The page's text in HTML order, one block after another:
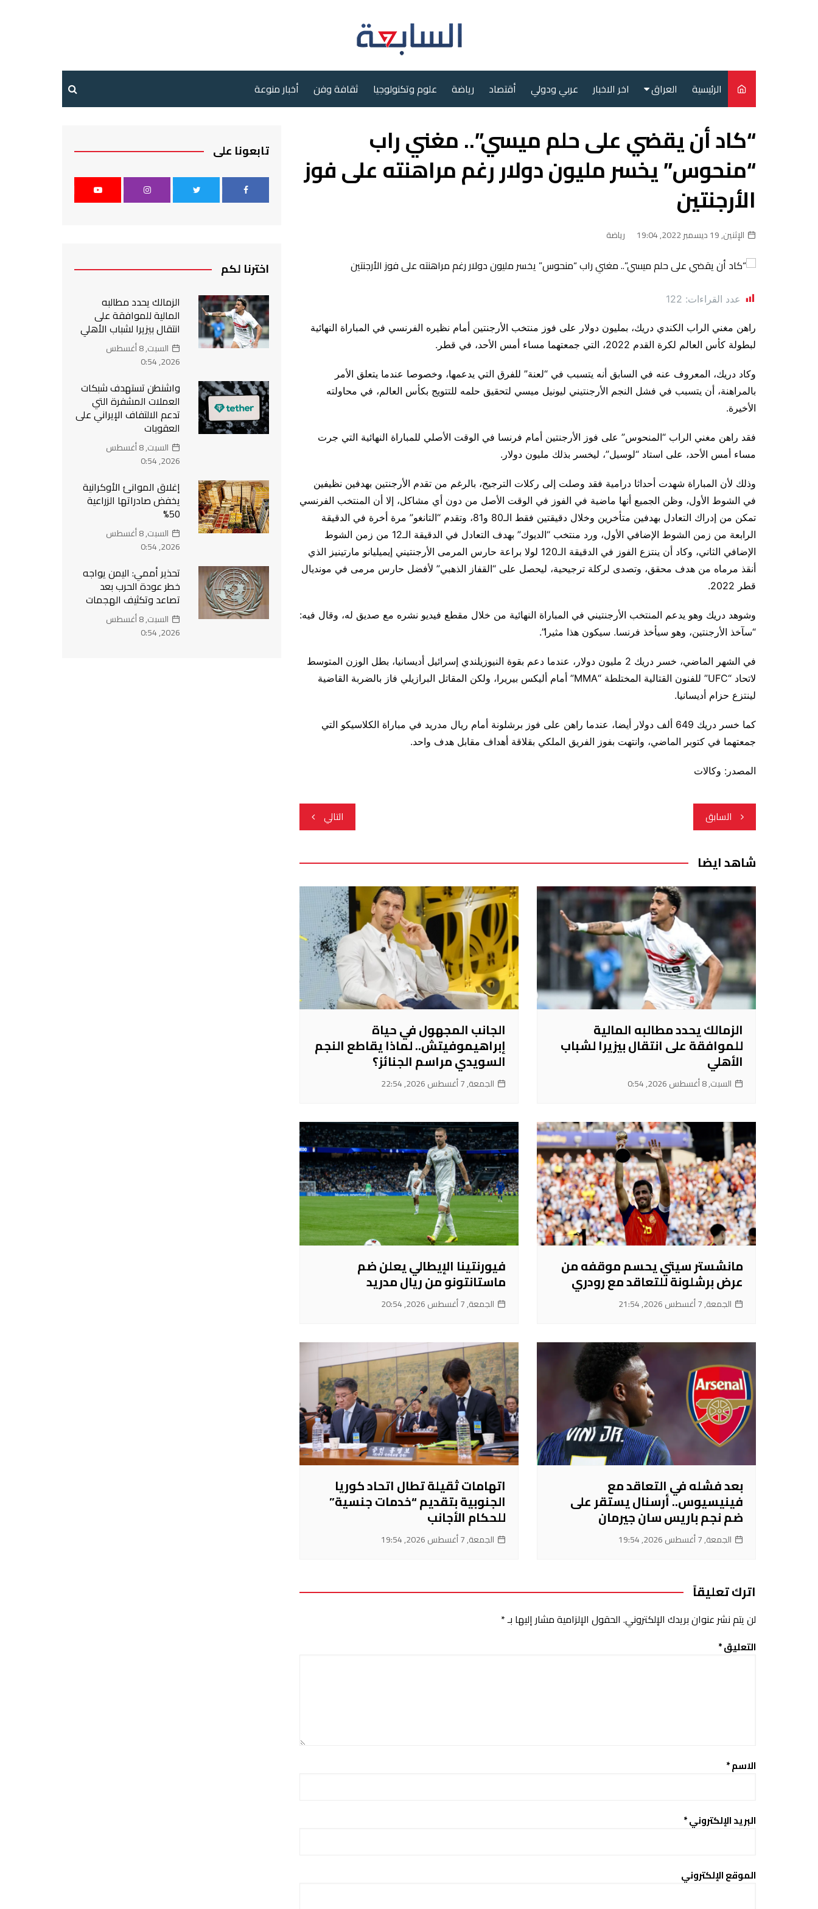
الرئيسية العراق
سياسة
محليات
اخر الاخبار عربي ودولي أقتصاد رياضة علوم وتكنولوجيا ثقافة وفن أخبار منوعة
“كاد أن يقضي على حلم ميسي”.. مغني راب
“منحوس” يخسر مليون دولار رغم مراهنته على فوز
الأرجنتين
الإثنين, 19 ديسمبر 2022, 19:04 رياضة
عدد القراءات: 122
راهن مغني الراب الكندي دريك، بمليون دولار على فوز منتخب الأرجنتين أمام نظيره الفرنسي في المباراة النهائية
لبطولة كأس العالم لكرة القدم 2022، التي جمعتهما مساء أمس الأحد، في قطر.
وكاد دريك، المعروف عنه في السابق أنه يتسبب في “لعنة” للفرق التي يدعمها، وخصوصا عندما يتعلق الأمر
بالمراهنة، أن يتسبب في فشل النجم الأرجنتيني ليونيل ميسي لتحقيق حلمه للتتويج بكأس العالم، في محاولته
الأخيرة.
فقد راهن مغني الراب “المنحوس” على فوز الأرجنتين أمام فرنسا في الوقت الأصلي للمباراة النهائية التي جرت
مساء أمس الأحد، على استاد “لوسيل”، ليخسر بذلك مليون دولار.
وذلك لأن المباراة شهدت أحداثا درامية فقد وصلت إلى ركلات الترجيح، بالرغم من تقدم الأرجنتين بهدفين نظيفين
في الشوط الأول، وظن الجميع أنها ماضية في الفوز في الوقت الأصل من دون أي مشاكل، إلا أن المنتخب الفرنسي
تمكن من إدراك التعادل بهدفين متأخرين وخلال دقيقتين فقط الـ80 و81، وتقدم “التانغو” مرة أخرة في الدقيقة
الرابعة من زمن الشوط الإضافي الأول، ورد منتخب “الديوك” بهدف التعادل في الدقيقة الـ12 من زمن الشوط
الإضافي الثاني، وكاد أن ينتزع الفوز في الدقيقة الـ120 لولا براعة حارس المرمى الأرجنتيني إيميليانو مارتينيز الذي
أنقذ مرماه من هدف محقق، وتصدى لركلة ترجيحية، ليحصل على “القفاز الذهبي” لأفضل حارس مرمى في مونديال
قطر 2022.
وشوهد دريك وهو يدعم المنتخب الأرجنتيني في المباراة النهائية من خلال مقطع فيديو نشره مع صديق له، وقال فيه:
“سآخذ الأرجنتين، وهو سيأخذ فرنسا. سيكون هذا مثيرا”.
في الشهر الماضي، خسر دريك 2 مليون دولار، عندما دعم بقوة النيوزيلندي إسرائيل أديسانيا، بطل الوزن المتوسط
لاتحاد “UFC” للفنون القتالية المختلطة “MMA” أمام أليكس بيريرا، ولكن المقاتل البرازيلي فاز بالضربة القاضية
لينتزع حزام أديسانيا.
كما خسر دريك 649 ألف دولار أيضا، عندما راهن على فوز برشلونة أمام ريال مدريد في مباراة الكلاسيكو التي
جمعتهما في كتوبر الماضي، وانتهت بفوز الفريق الملكي بقلاقة أهداف مقابل هدف واحد.
المصدر: وكالات
تصفّح
المقالات
السابق التالي
شاهد ايضا
الزمالك يحدد مطالبه المالية
للموافقة على انتقال بيزيرا لشباب
الأهلي
السبت, 8 أغسطس 2026, 0:54
الجانب المجهول في حياة
إبراهيموفيتش.. لماذا يقاطع النجم
السويدي مراسم الجنائز؟
الجمعة, 7 أغسطس 2026, 22:54
مانشستر سيتي يحسم موقفه من
عرض برشلونة للتعاقد مع رودري
الجمعة, 7 أغسطس 2026, 21:54
فيورنتينا الإيطالي يعلن ضم
ماستانتونو من ريال مدريد
الجمعة, 7 أغسطس 2026, 20:54
بعد فشله في التعاقد مع
فينيسيوس.. أرسنال يستقر على
ضم نجم باريس سان جيرمان
الجمعة, 7 أغسطس 2026, 19:54
اتهامات ثقيلة تطال اتحاد كوريا
الجنوبية بتقديم “خدمات جنسية”
للحكام الأجانب
الجمعة, 7 أغسطس 2026, 19:54
اترك تعليقاً
لن يتم نشر عنوان بريدك الإلكتروني. الحقول الإلزامية مشار إليها بـ*
التعليق*
الاسم*
البريد الإلكتروني*
الموقع الإلكتروني
تابعونا على
اخترنا لكم
الزمالك يحدد مطالبه
المالية للموافقة على
انتقال بيزيرا لشباب الأهلي
السبت, 8 أغسطس
2026, 0:54
واشنطن تستهدف شبكات
العملات المشفرة التي
تدعم الالتفاف الإيراني على
العقوبات
السبت, 8 أغسطس
2026, 0:54
إغلاق الموانئ الأوكرانية
يخفض صادراتها الزراعية
50%
السبت, 8 أغسطس
2026, 0:54
تحذير أممي: اليمن يواجه
خطر عودة الحرب بعد
تصاعد وتكثيف الهجمات
السبت, 8 أغسطس
2026, 0:54